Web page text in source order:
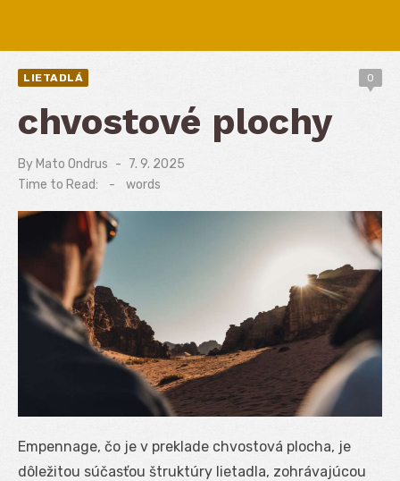
LIETADLÁ 0
chvostové plochy
By Mato Ondrus
Posted
on
7. 9. 2025
Time to Read:
- words
Empennage, čo je v preklade chvostová plocha, je
dôležitou súčasťou štruktúry lietadla, zohrávajúcou